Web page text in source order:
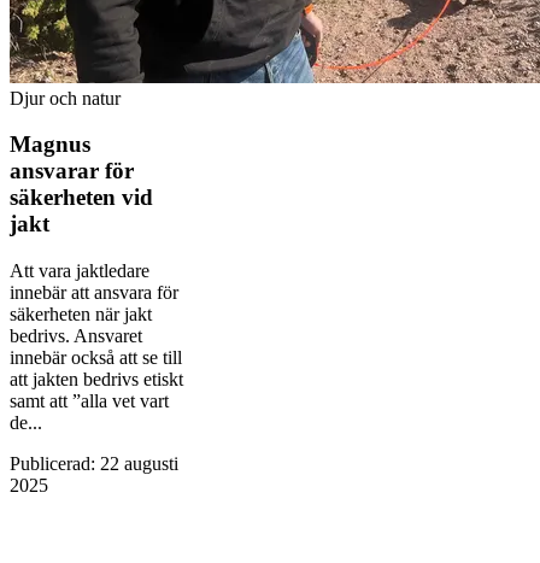
Djur och natur
Magnus
ansvarar för
säkerheten vid
jakt
Att vara jaktledare
innebär att ansvara för
säkerheten när jakt
bedrivs. Ansvaret
innebär också att se till
att jakten bedrivs etiskt
samt att ”alla vet vart
de...
Publicerad: 22 augusti
2025